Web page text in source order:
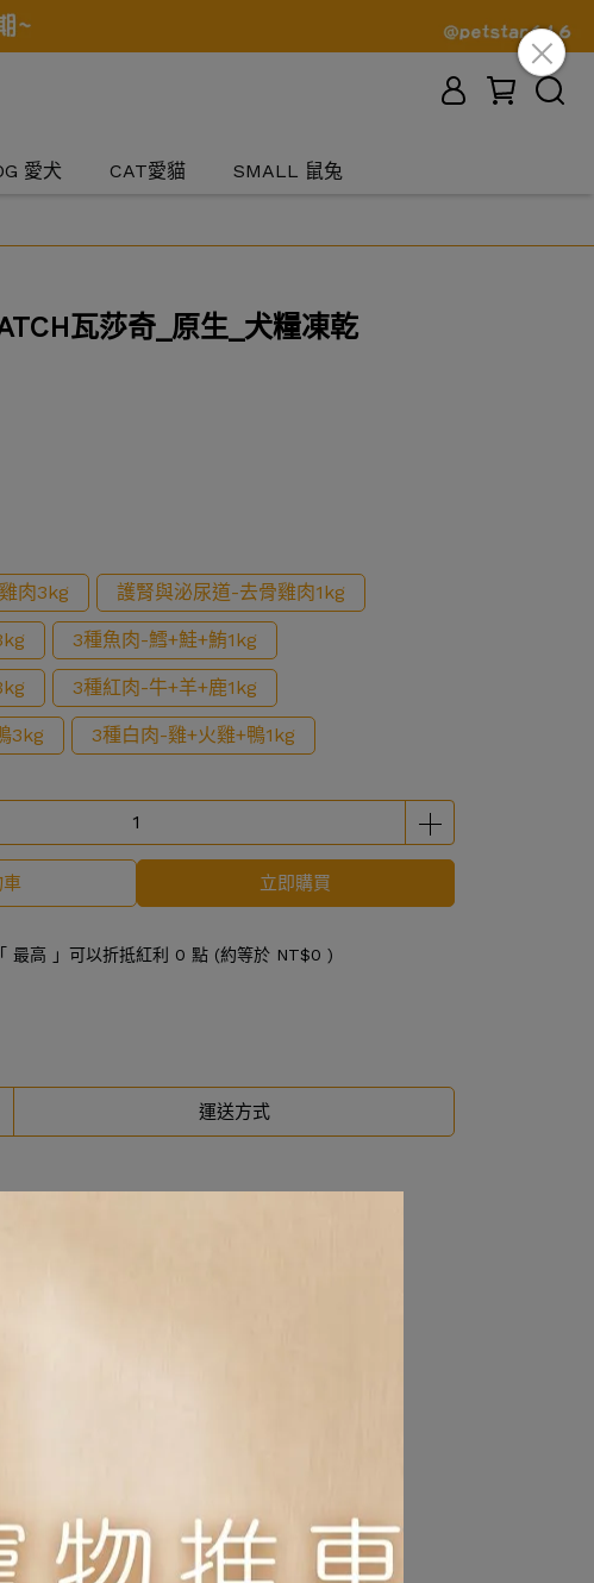
愛犬 CAT愛貓 SMALL 鼠兔
瓦莎奇_原生_犬糧凍乾
肉3kg
護腎與泌尿道-去骨雞肉1kg
3種魚肉-鱈+鮭+鮪1kg
3種紅肉-牛+羊+鹿1kg
3kg 3種白肉-雞+火雞+鴨1kg
車 立即購買
最高 」可以折抵紅利 0 點 (約等於 NT$0 )
運送方式
無負擔。
具備保健功能。